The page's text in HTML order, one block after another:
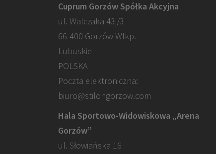
Cuprum Gorzów Spółka Akcyjna
ul. Walczaka 43j/3
66-400 Gorzów Wlkp.
Lubuskie
POLSKA
Poczta elektroniczna:
biuro@stilongorzow.com
Hala Sportowo-Widowiskowa „Arena
Gorzów”
ul. Słowiańska 16